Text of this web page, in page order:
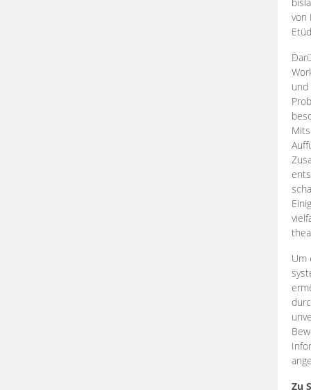
von
und
Um
Zu